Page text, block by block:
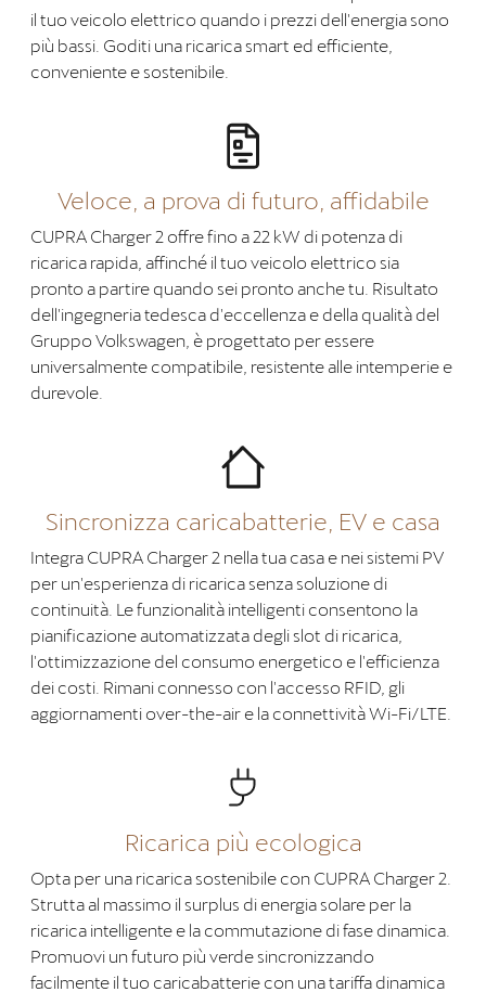
il tuo veicolo elettrico quando i prezzi dell'energia sono
più bassi. Goditi una ricarica smart ed efficiente,
conveniente e sostenibile.
Veloce, a prova di futuro, affidabile
CUPRA Charger 2 offre fino a 22 kW di potenza di
ricarica rapida, affinché il tuo veicolo elettrico sia
pronto a partire quando sei pronto anche tu. Risultato
dell'ingegneria tedesca d'eccellenza e della qualità del
Gruppo Volkswagen, è progettato per essere
universalmente compatibile, resistente alle intemperie e
durevole.
Sincronizza caricabatterie, EV e casa
Integra CUPRA Charger 2 nella tua casa e nei sistemi PV
per un'esperienza di ricarica senza soluzione di
continuità. Le funzionalità intelligenti consentono la
pianificazione automatizzata degli slot di ricarica,
l'ottimizzazione del consumo energetico e l'efficienza
dei costi. Rimani connesso con l'accesso RFID, gli
aggiornamenti over-the-air e la connettività Wi-Fi/LTE.
Ricarica più ecologica
Opta per una ricarica sostenibile con CUPRA Charger 2.
Strutta al massimo il surplus di energia solare per la
ricarica intelligente e la commutazione di fase dinamica.
Promuovi un futuro più verde sincronizzando
facilmente il tuo caricabatterie con una tariffa dinamica